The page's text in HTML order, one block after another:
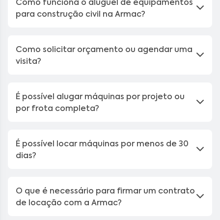
imediato ao aluguel de máquinas de construção
civil e à locação de equipamentos para obra em
Loja Armac Americana em São Paulo
Residencial Vale das Nogueiras, Americana – SP,
13474-140, é referência regional em locação e
A unidade atende toda a região de Campinas,
Limeira, Piracicaba e Americana, oferecendo
aluguel de equipamentos para construção civil,
técnico especializado com a agilidade que o
setor exige.
para construção civil na Armac?
Como solicitar orçamento ou agendar uma
visita?
É possível alugar máquinas por projeto ou
por frota completa?
É possível locar máquinas por menos de 30
dias?
O que é necessário para firmar um contrato
de locação com a Armac?